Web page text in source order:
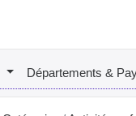
Départements &